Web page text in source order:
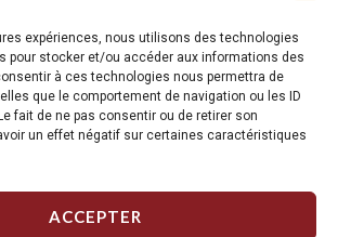
expériences, nous utilisons des technologies
pour stocker et/ou accéder aux informations des
à ces technologies nous permettra de
que le comportement de navigation ou les ID
fait de ne pas consentir ou de retirer son
un effet négatif sur certaines caractéristiques
ACCEPTER
seule passion, venez visiter notre shop
de motos